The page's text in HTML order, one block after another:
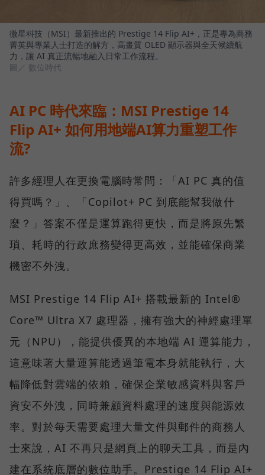
微星科技（MSI）最新推出的 Prestige 14 Flip AI+，正是專為商務
菁英與專業人士打造的解方，高畫質 OLED 顯示器與全天候續航
力，讓 AI 真正流暢地融入日常工作流程。
圖／ 數位時代
AI PC 時代來臨：MSI Prestige 14
Flip AI+ 如何用地端AI算力重塑工作
流?
許多經理人在更換電腦時常問：「AI PC 真的值
得買嗎？」、「Copilot+ PC 到底能幫我做什
麼？」答案不僅是運算跑得更快，而是將原先繁
瑣、耗時的行政庶務變得更高效，並能確保商業
機密不外洩。
MSI Prestige 14 Flip AI+ 搭載最新的 Intel®
Core™ Ultra X7 處理器，擁有強大的神經處理單
元（NPU），能提供優異的本地端 AI 運算能力，
這意味著大量運算能透過筆電本身就能執行，大
幅降低對雲端的依賴，確保企業敏感資料與客戶
資安不外洩，同時兼顧資料處理的速度與能源效
率。對於每天需要處理大量文件與郵件的商務人
士來說，AI 不再只是網頁上的聊天工具，而是內
建在系統底層的數位助手。Prestige 14 Flip AI+